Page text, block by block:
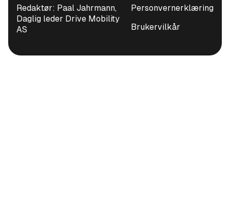
Redaktør: Paal Jahrmann,
Daglig leder Drive Mobility
AS
Personvernerklæring
Brukervilkår